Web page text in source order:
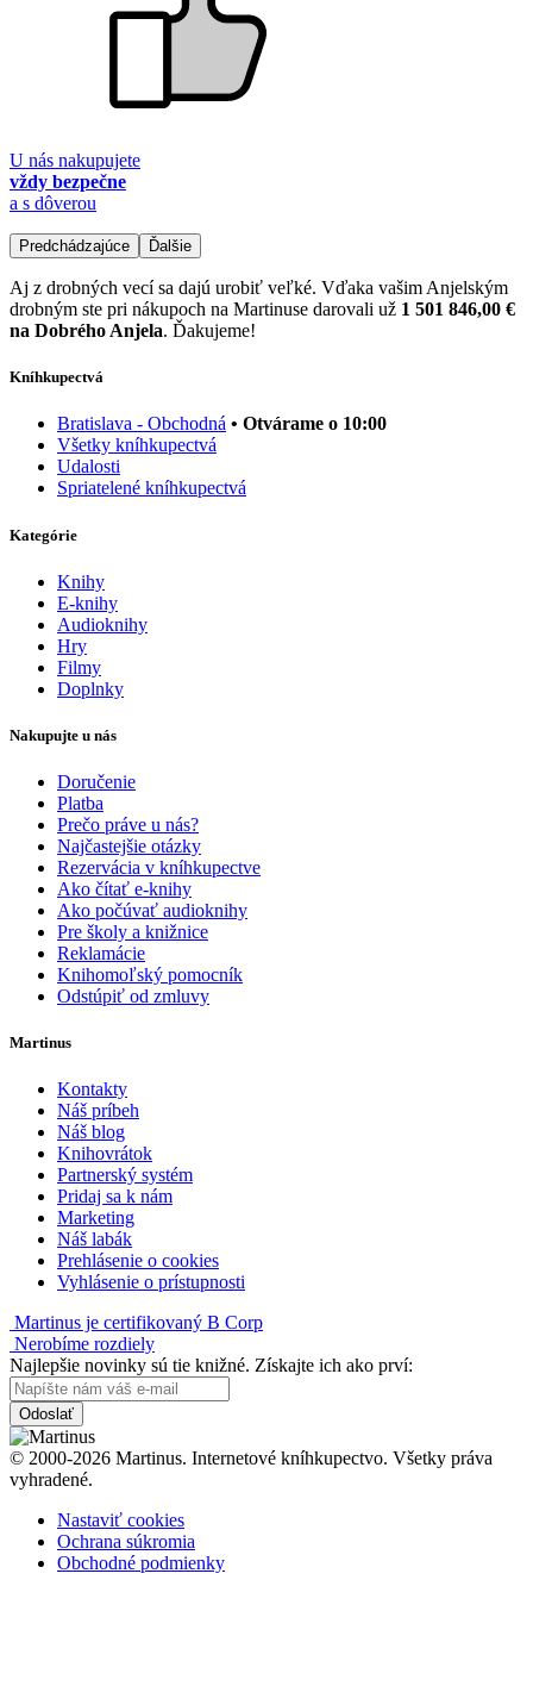
U nás nakupujete
vždy bezpečne
a s dôverou
Predchádzajúce Ďalšie
Aj z drobných vecí sa dajú urobiť veľké. Vďaka vašim Anjelským
drobným ste pri nákupoch na Martinuse darovali už 1 501 846,00 €
na Dobrého Anjela. Ďakujeme!
Kníhkupectvá
Bratislava - Obchodná • Otvárame o 10:00
Všetky kníhkupectvá
Udalosti
Spriatelené kníhkupectvá
Kategórie
Knihy
E-knihy
Audioknihy
Hry
Filmy
Doplnky
Nakupujte u nás
Doručenie
Platba
Prečo práve u nás?
Najčastejšie otázky
Rezervácia v kníhkupectve
Ako čítať e-knihy
Ako počúvať audioknihy
Pre školy a knižnice
Reklamácie
Knihomoľský pomocník
Odstúpiť od zmluvy
Martinus
Kontakty
Náš príbeh
Náš blog
Knihovrátok
Partnerský systém
Pridaj sa k nám
Marketing
Náš labák
Prehlásenie o cookies
Vyhlásenie o prístupnosti
Martinus je certifikovaný B Corp
Nerobíme rozdiely
Najlepšie novinky sú tie knižné. Získajte ich ako prví:
Odoslať
© 2000-2026 Martinus. Internetové kníhkupectvo. Všetky práva
vyhradené.
Nastaviť cookies
Ochrana súkromia
Obchodné podmienky